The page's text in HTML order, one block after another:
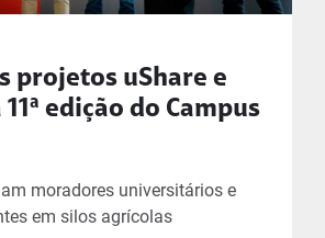
projetos uShare e
edição do Campus
moradores universitários e
em silos agrícolas